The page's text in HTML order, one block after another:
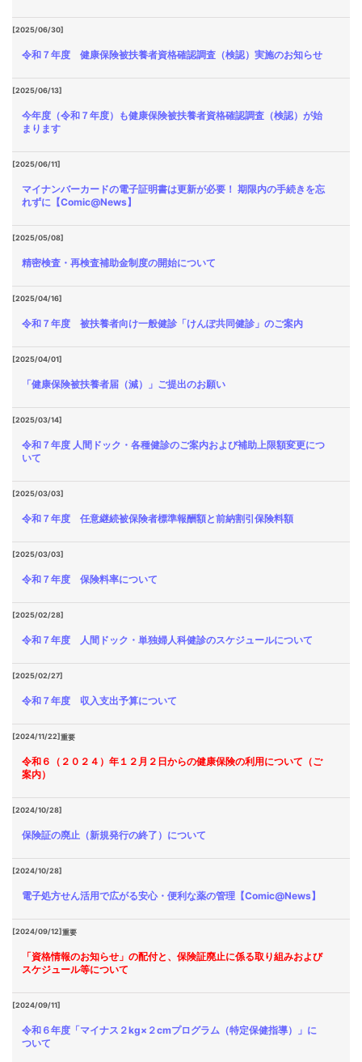
[2025/06/30]
令和７年度 健康保険被扶養者資格確認調査（検認）実施のお知らせ
[2025/06/13]
今年度（令和７年度）も健康保険被扶養者資格確認調査（検認）が始
まります
[2025/06/11]
マイナンバーカードの電子証明書は更新が必要！ 期限内の手続きを忘
れずに【Comic@News】
[2025/05/08]
精密検査・再検査補助金制度の開始について
[2025/04/16]
令和７年度 被扶養者向け一般健診「けんぽ共同健診」のご案内
[2025/04/01]
「健康保険被扶養者届（減）」ご提出のお願い
[2025/03/14]
令和７年度 人間ドック・各種健診のご案内および補助上限額変更につ
いて
[2025/03/03]
令和７年度 任意継続被保険者標準報酬額と前納割引保険料額
[2025/03/03]
令和７年度 保険料率について
[2025/02/28]
令和７年度 人間ドック・単独婦人科健診のスケジュールについて
[2025/02/27]
令和７年度 収入支出予算について
[2024/11/22]重要
令和６（２０２４）年１２月２日からの健康保険の利用について（ご
案内）
[2024/10/28]
保険証の廃止（新規発行の終了）について
[2024/10/28]
電子処方せん活用で広がる安心・便利な薬の管理【Comic@News】
[2024/09/12]重要
「資格情報のお知らせ」の配付と、保険証廃止に係る取り組みおよび
スケジュール等について
[2024/09/11]
令和６年度「マイナス２kg×２cmプログラム（特定保健指導）」に
ついて